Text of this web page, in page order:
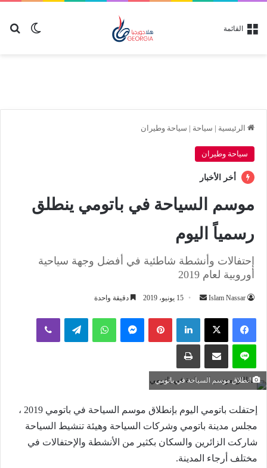
الوضع القائمة
الرئيسية | سياحة | سياحة وطيران
سياحة وطيران
أخر الأخبار
موسم السياحة في باتومي ينطلق
رسمياً اليوم
إحتفالات وأنشطة شاطئية في أفضل وجهة سياحية
أوروبية لعام 2019
Islam Nassar
أرسل
إلكترونيا
15 يونيو، 2019 دقيقة واحدة
لينكدإن بينتيريستماسنجر واتساب تيلقرام ڤايبر
لاين مشاركة عبر البريد طباعة
انطلاق موسم السياحة في باتومي
إحتفلت باتومي اليوم بإنطلاق موسم السياحة في باتومي 2019 ،
مجلس مدينة باتومي وشركات السياحة وهيئة تنشيط السياحة
شاركت الزائرين والسكان بكثير من الأنشطة والإحتفالات في
مختلف أرجاء المدينة.